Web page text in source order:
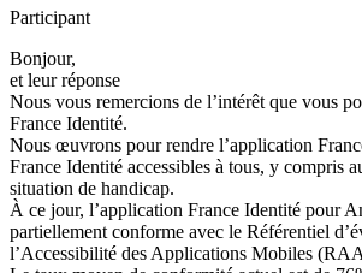
Participant
Bonjour,
et leur réponse
Nous vous remercions de l’intérêt que vous
France Identité.
Nous œuvrons pour rendre l’application
France Identité accessibles à tous, y compris
situation de handicap.
À ce jour, l’application France Identité pour
partiellement conforme avec le Référentiel
l’Accessibilité des Applications Mobiles